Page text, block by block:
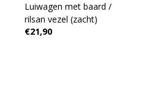
Luiwagen met baard /
rilsan vezel (zacht)
€21,90